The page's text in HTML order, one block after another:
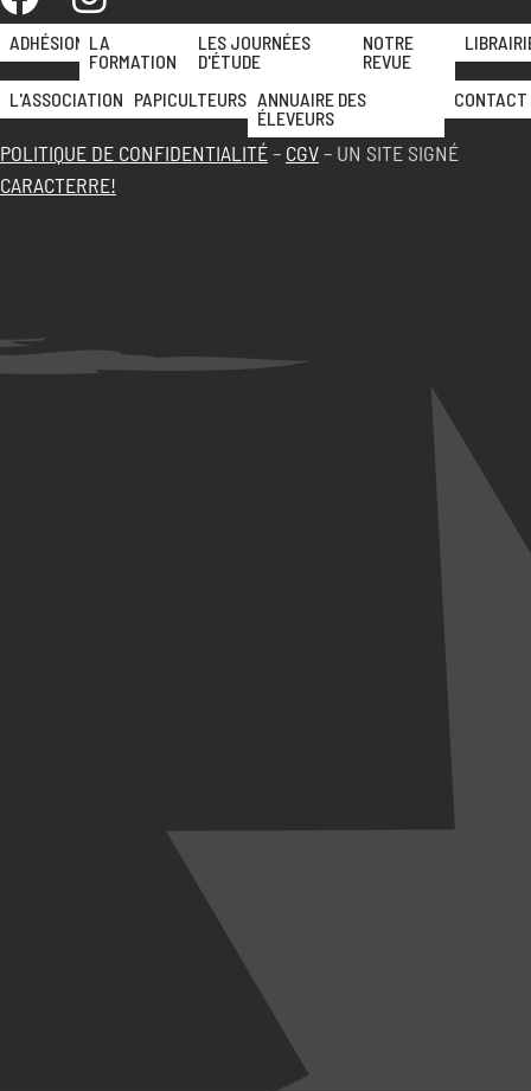
ADHÉSION LA
FORMATION
LES JOURNÉES
D'ÉTUDE
NOTRE
REVUE
L'ASSOCIATION PAPICULTEURS ANNUAIRE DES
ÉLEVEURS
CONTACT
POLITIQUE DE CONFIDENTIALITÉ– CGV– UN SITE SIGNÉ
CARACTERRE!